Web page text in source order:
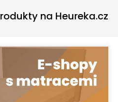
na Heureka.cz